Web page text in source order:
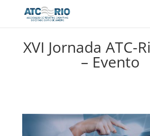
XVI Jornada ATC-
– Evento